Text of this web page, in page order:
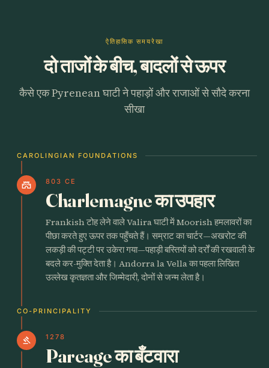
ऐतिहासिक समयरेखा
दो ताजों के बीच, बादलों से ऊपर
कैसे एक Pyrenean घाटी ने पहाड़ों और राजाओं से सौदे करना
सीखा
CAROLINGIAN FOUNDATIONS
castle 803 CE
Charlemagne का उपहार
Frankish टोह लेने वाले Valira घाटी में Moorish हमलावरों का
पीछा करते हुए ऊपर तक पहुँचते हैं। सम्राट का चार्टर—अखरोट की
लकड़ी की पट्टी पर उकेरा गया—पहाड़ी बस्तियों को दर्रों की रखवाली के
बदले कर-मुक्ति देता है। Andorra la Vella का पहला लिखित
उल्लेख कृतज्ञता और जिम्मेदारी, दोनों से जन्म लेता है।
CO-PRINCIPALITY
gavel 1278
Pareage का बँटवारा